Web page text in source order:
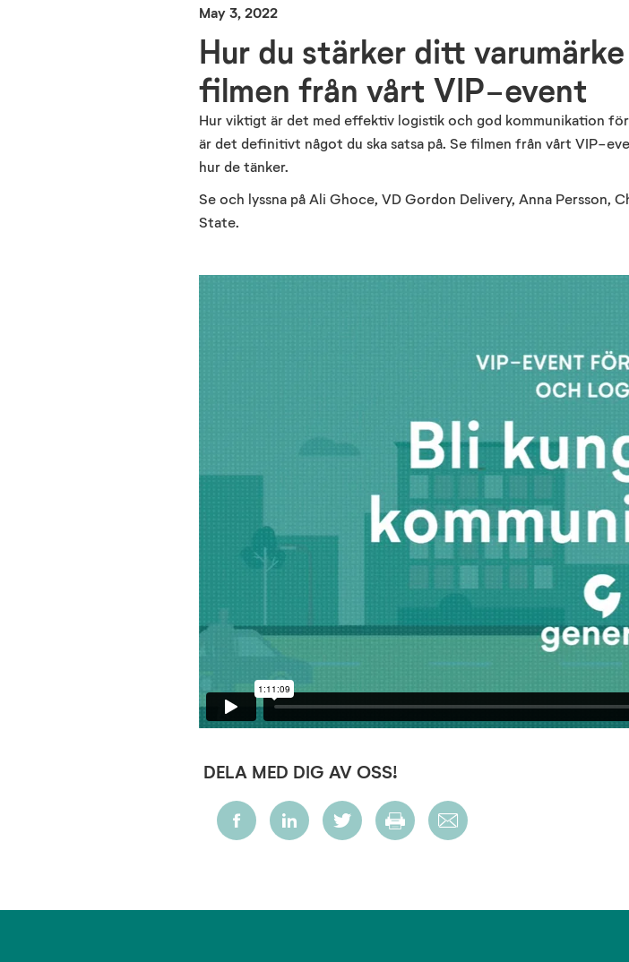
May 3, 2022
Hur du stärker ditt
filmen från vårt VIP-event
Hur viktigt är det med effektiv logistik och god kommunikation
är det definitivt något du ska satsa på. Se filmen från vårt VIP-
hur de tänker.
Se och lyssna på Ali Ghoce, VD Gordon Delivery, Anna Persson,
State.
DELA MED DIG AV OSS!